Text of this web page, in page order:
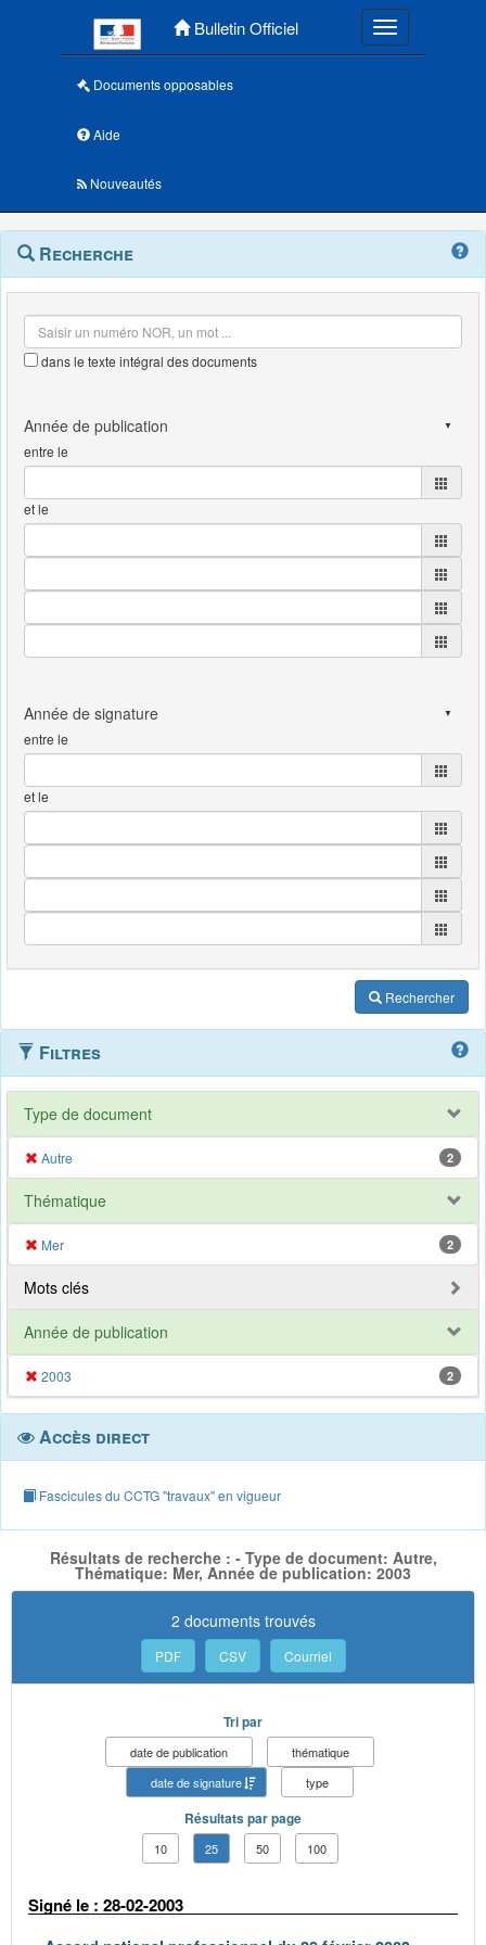
Bulletin Officiel Toggle
Documents opposables
Aide
Nouveautés
Navigation
outils
Menu
contextuel
Recherche
dans le texte intégral des documents
entre le
et le
entre le
et le
Rechercher
Filtres
Type de document
Autre 2
Thématique
Mer 2
Mots clés
Année de publication
2003 2
Accès direct
Fascicules du CCTG "travaux" en vigueur
Résultats de recherche : - Type de document: Autre,
Thématique: Mer, Année de publication: 2003
2 documents trouvés
PDF CSV Courriel
Tri par
date de publication
thématique
date de signature
type
Résultats par page
10 25 50 100
Signé le : 28-02-2003